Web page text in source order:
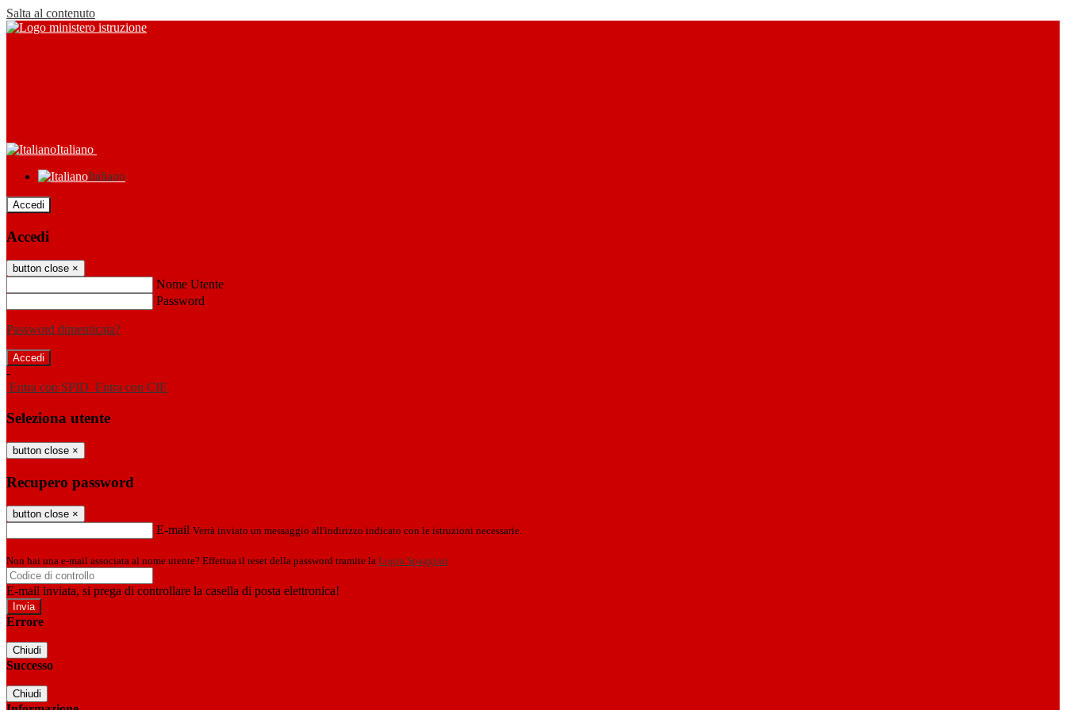
Salta al contenuto
Italiano
Italiano
Accedi
Accedi
button close ×
Nome Utente
Password
Password dimenticata?
-
Entra con SPID Entra con CIE
Seleziona utente
button close ×
Recupero password
button close ×
E-mail Verrà inviato un messaggio all'indirizzo indicato con le istruzioni necessarie.
Non hai una e-mail associata al nome utente? Effettua il reset della password tramite la Login Spaggiari
E-mail inviata, si prega di controllare la casella di posta elettronica!
Errore
Chiudi
Successo
Chiudi